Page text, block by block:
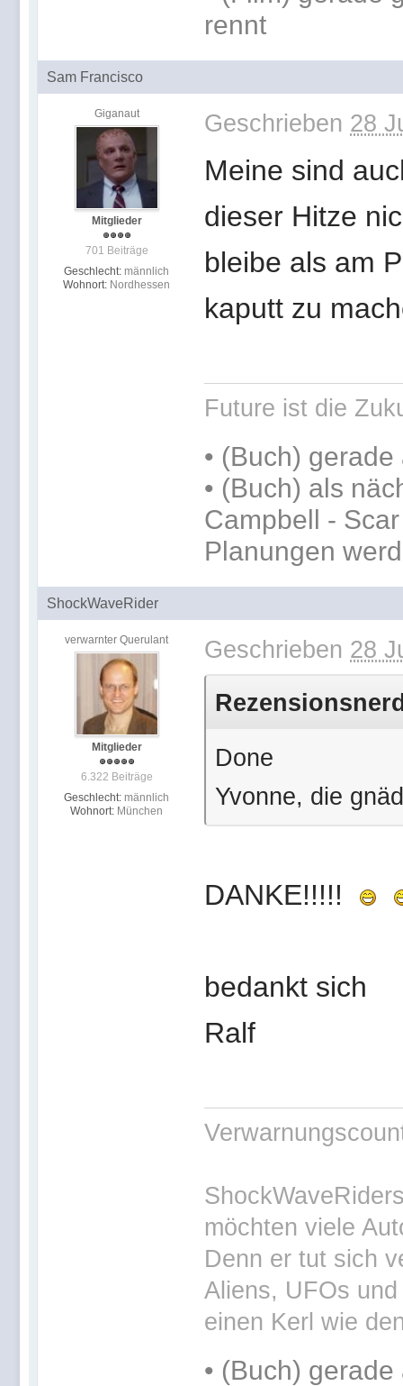
rennt
Sam Francisco
Giganaut
Mitglieder
701 Beiträge
Geschlecht: männlich
Wohnort: Nordhessen
Geschrieben 28
Meine sind
dieser Hitze
bleibe als am
kaputt zu
Future ist die
• (Buch) gerade
• (Buch) als
Campbell -
Planungen
ShockWaveRider
verwarnter Querulant
Mitglieder
6.322 Beiträge
Geschlecht: männlich
Wohnort: München
Geschrieben 28
Done
Yvonne, die
DANKE!!!!!
bedankt sich
Ralf
möchten viele
Denn er tut sich
Aliens, UFOs
einen Kerl wie
• (Buch) gerade